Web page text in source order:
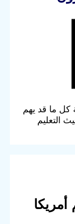
كل ما قد يهم
التعليم